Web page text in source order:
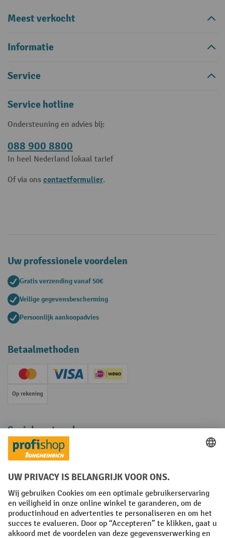
Meest verkocht
Informatie
Service
Service hotline
Ondersteuning en advies bij:
088 900 8800
In heel Nederland lokaal tarief
Of via ons contactformulier.
Uw professionele voordelen
Gratis verzending vanaf 50€
Veilige gegevensbescherming
Persoonlijk aankoopadvies
Betaalmethoden
Creditcard (Master)Creditcard (Visa)iDEAL | Wero
Op rekening
Sociale netwerken
Facebook
YouTube
LinkedInInstagram
Algemene leveringsvoorwaarden Copyright
Privacyverklaring Privacy Instellingen